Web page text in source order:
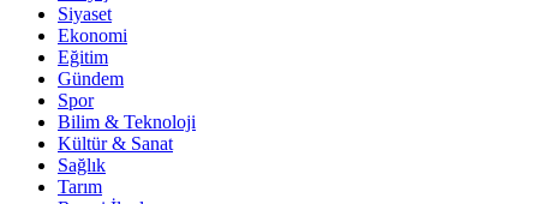
Siyaset
Ekonomi
Eğitim
Gündem
Spor
Bilim & Teknoloji
Kültür & Sanat
Sağlık
Tarım